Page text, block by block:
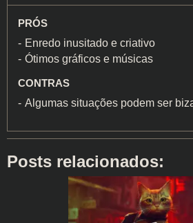
PRÓS
Enredo inusitado e criativo
Ótimos gráficos e músicas
CONTRAS
Algumas situações podem ser
Posts relacionados: